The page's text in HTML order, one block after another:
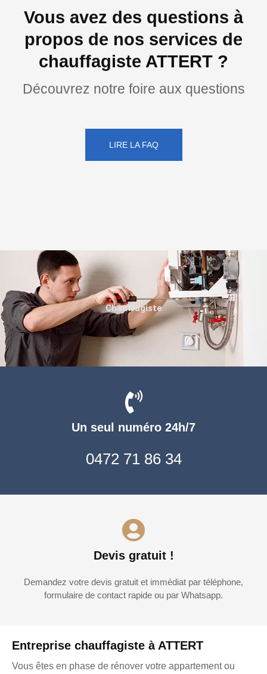
Vous avez des questions à
propos de nos services de
chauffagiste ATTERT ?
Découvrez notre foire aux questions
LIRE LA FAQ
Entreprise chauffagiste à ATTERT
Vous êtes en phase de rénover votre appartement ou
Un seul numéro 24h/7
0472 71 86 34
Devis gratuit !
Demandez votre devis gratuit et immédiat par téléphone,
formulaire de contact rapide ou par Whatsapp.
Chauffagiste